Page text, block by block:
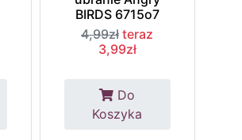
BIRDS 6715o7
4,99zł teraz
3,99zł
Do
Koszyka